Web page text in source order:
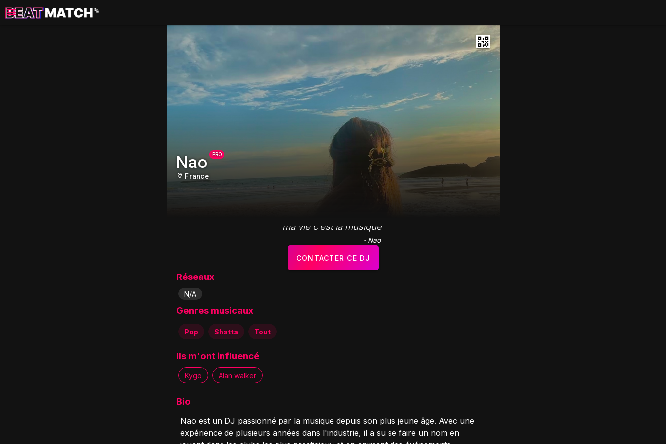
Nao PRO
France
"ma vie c’est la musique "
- Nao
CONTACTER CE DJ
Réseaux
N/A
Genres musicaux
Pop Shatta Tout
Ils m'ont influencé
Kygo Alan walker
Bio
Nao est un DJ passionné par la musique depuis son plus jeune âge. Avec une
expérience de plusieurs années dans l'industrie, il a su se faire un nom en